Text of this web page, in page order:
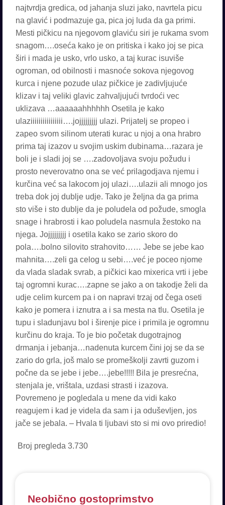
najtvrdja gredica, od jahanja sluzi jako, navrtela picu
na glavić i podmazuje ga, pica joj luda da ga primi.
Mesti pičkicu na njegovom glaviću siri je rukama svom
snagom….oseća kako je on pritiska i kako joj se pica
širi i mada je usko, vrlo usko, a taj kurac isuviše
ogroman, od obilnosti i masnoće sokova njegovog
kurca i njene pozude ulaz pičkice je zadivljujuće
klizav i taj veliki glavic zahvaljujući tvrdoći vec
uklizava …aaaaaahhhhhh Osetila je kako
ulaziiiiiiiiiiiiiiii….jojjjjjjjjj ulazi. Prijatelj se propeo i
zapeo svom silinom uterati kurac u njoj a ona hrabro
prima taj izazov u svojim uskim dubinama…razara je
boli je i sladi joj se ….zadovoljava svoju požudu i
prosto neverovatno ona se već prilagodjava njemu i
kurčina već sa lakocom joj ulazi….ulazii ali mnogo jos
treba dok joj dublje udje. Tako je željna da ga prima
sto više i sto dublje da je poludela od požude, smogla
snage i hrabrosti i kao poludela nasrnula žestoko na
njega. Jojjjjjjjjj i osetila kako se zario skoro do
pola….bolno silovito strahovito…… Jebe se jebe kao
mahnita….zeli ga celog u sebi….već je poceo njome
da vlada sladak svrab, a pičkici kao mixerica vrti i jebe
taj ogromni kurac….zapne se jako a on takodje želi da
udje celim kurcem pa i on napravi trzaj od čega oseti
kako je pomera i iznutra a i sa mesta na tlu. Osetila je
tupu i sladunjavu bol i širenje pice i primila je ogromnu
kurčinu do kraja. To je bio početak dugotrajnog
drmanja i jebanja…nadenuta kurcem čini joj se da se
zario do grla, još malo se promeškolji zavrti guzom i
počne da se jebe i jebe….jebe!!!!! Bila je presrećna,
stenjala je, vrištala, uzdasi strasti i izazova.
Povremeno je pogledala u mene da vidi kako
reagujem i kad je videla da sam i ja oduševljen, jos
jače se jebala. – Hvala ti ljubavi sto si mi ovo priredio!
Broj pregleda 3.730
Neobično gostoprimstvo